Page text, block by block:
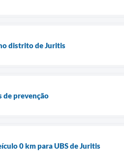
distrito de Juritis
de prevenção
0 km para UBS de Juritis